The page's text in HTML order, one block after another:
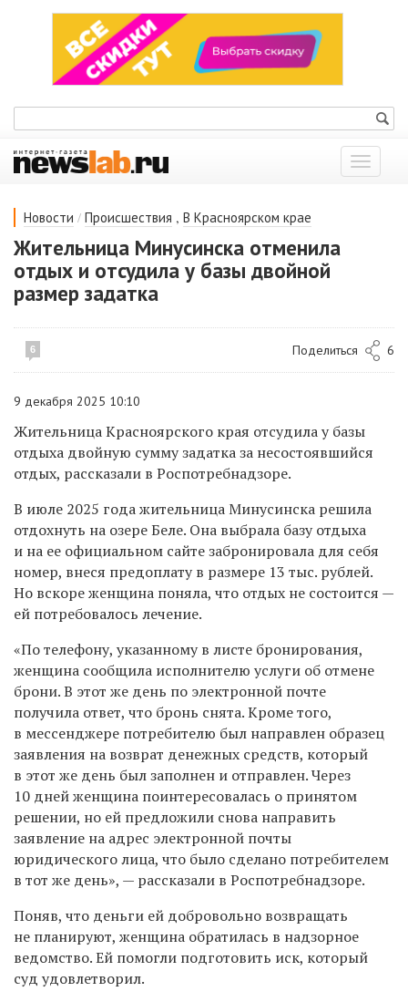
Показать
меню
Новости / Происшествия , В Красноярском крае
Жительница Минусинска отменила
отдых и отсудила у базы двойной
размер задатка
6 Поделиться 6
9 декабря 2025 10:10
Жительница Красноярского края отсудила у базы
отдыха двойную сумму задатка за несостоявшийся
отдых, рассказали в Роспотребнадзоре.
В июле 2025 года жительница Минусинска решила
отдохнуть на озере Беле. Она выбрала базу отдыха
и на ее официальном сайте забронировала для себя
номер, внеся предоплату в размере 13 тыс. рублей.
Но вскоре женщина поняла, что отдых не состоится —
ей потребовалось лечение.
«По телефону, указанному в листе бронирования,
женщина сообщила исполнителю услуги об отмене
брони. В этот же день по электронной почте
получила ответ, что бронь снята. Кроме того,
в мессенджере потребителю был направлен образец
заявления на возврат денежных средств, который
в этот же день был заполнен и отправлен. Через
10 дней женщина поинтересовалась о принятом
решении, но ей предложили снова направить
заявление на адрес электронной почты
юридического лица, что было сделано потребителем
в тот же день», — рассказали в Роспотребнадзоре.
Поняв, что деньги ей добровольно возвращать
не планируют, женщина обратилась в надзорное
ведомство. Ей помогли подготовить иск, который
суд удовлетворил.